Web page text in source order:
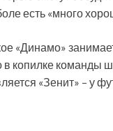
есть «много
«Динамо»
копилке команды
«Зенит» – у